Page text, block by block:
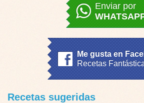
Enviar por
Me gusta en
Recetas
Recetas sugeridas